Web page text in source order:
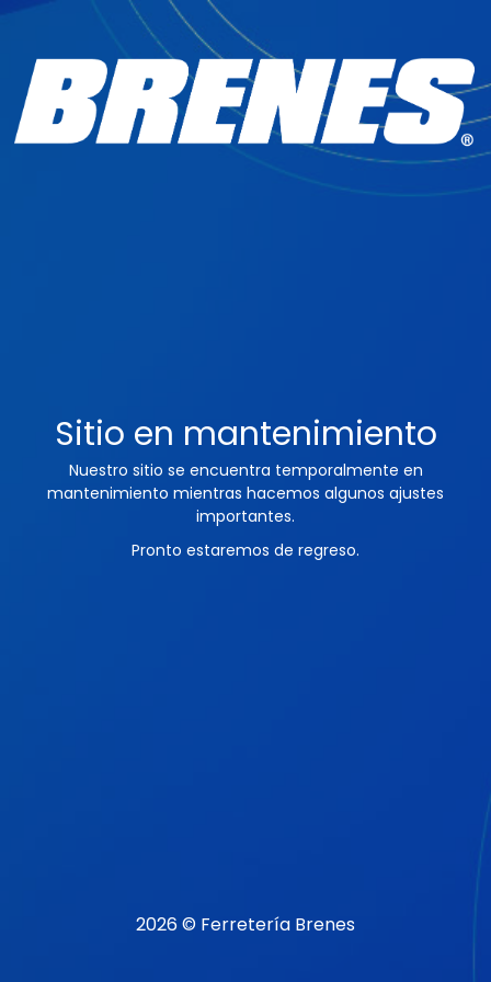
Sitio en mantenimiento
Nuestro sitio se encuentra temporalmente en
mantenimiento mientras hacemos algunos ajustes
importantes.
Pronto estaremos de regreso.
2026 © Ferretería Brenes